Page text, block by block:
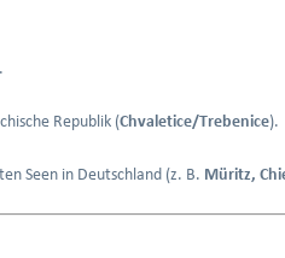
.
Republik (Chvaletice/Trebenice).
Seen in Deutschland (z. B. Müritz,